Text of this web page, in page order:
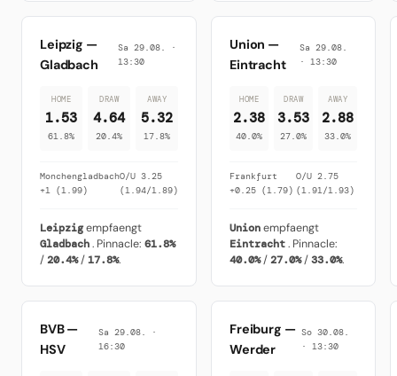
Leipzig —
Gladbach
Sa 29.08. ·
13:30
HOME
1.53
61.8%
DRAW
4.64
20.4%
AWAY
5.32
17.8%
Monchengladbach
+1 (1.99)
O/U 3.25
(1.94/1.89)
Leipzigempfaengt
Gladbach. Pinnacle: 61.8%
/20.4%/17.8%.
Union —
Eintracht
Sa 29.08.
· 13:30
HOME
2.38
40.0%
DRAW
3.53
27.0%
AWAY
2.88
33.0%
Frankfurt
+0.25 (1.79)
O/U 2.75
(1.91/1.93)
Unionempfaengt
Eintracht. Pinnacle:
40.0%/27.0%/33.0%.
BVB—
HSV
Sa 29.08. ·
16:30
Freiburg —
Werder
So 30.08.
· 13:30